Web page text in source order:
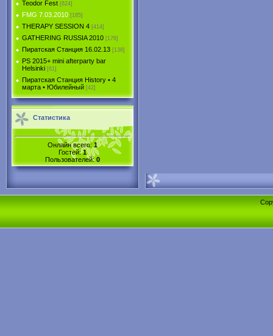
Teodor Fest [624]
FMG 7.03.2010 [185]
THERAPY SESSION 4 [414]
GATHERING RUSSIA 2010 [176]
Пиратская Станция 16.02.13 [138]
PS 2015+ mini afterparty bar
Helsinki [61]
Пиратская Станция History • 4
марта • Юбилейный [42]
Статистика
Онлайн всего: 1
Гостей:1
Пользователей:0